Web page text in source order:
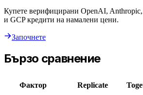
Купете верифицирани OpenAI,
и GCP кредити на намалени цени.
Започнете
Бързо сравнение
Фактор Replicate